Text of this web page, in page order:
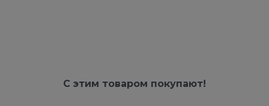
С этим товаром покупают!